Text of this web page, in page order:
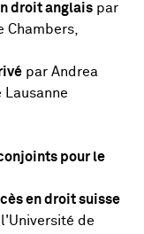
droit anglais par
Chambers,
par Andrea
Lausanne
pour le
en droit suisse
de